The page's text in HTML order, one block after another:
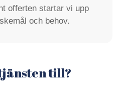
offerten startar vi upp
och behov.
till?